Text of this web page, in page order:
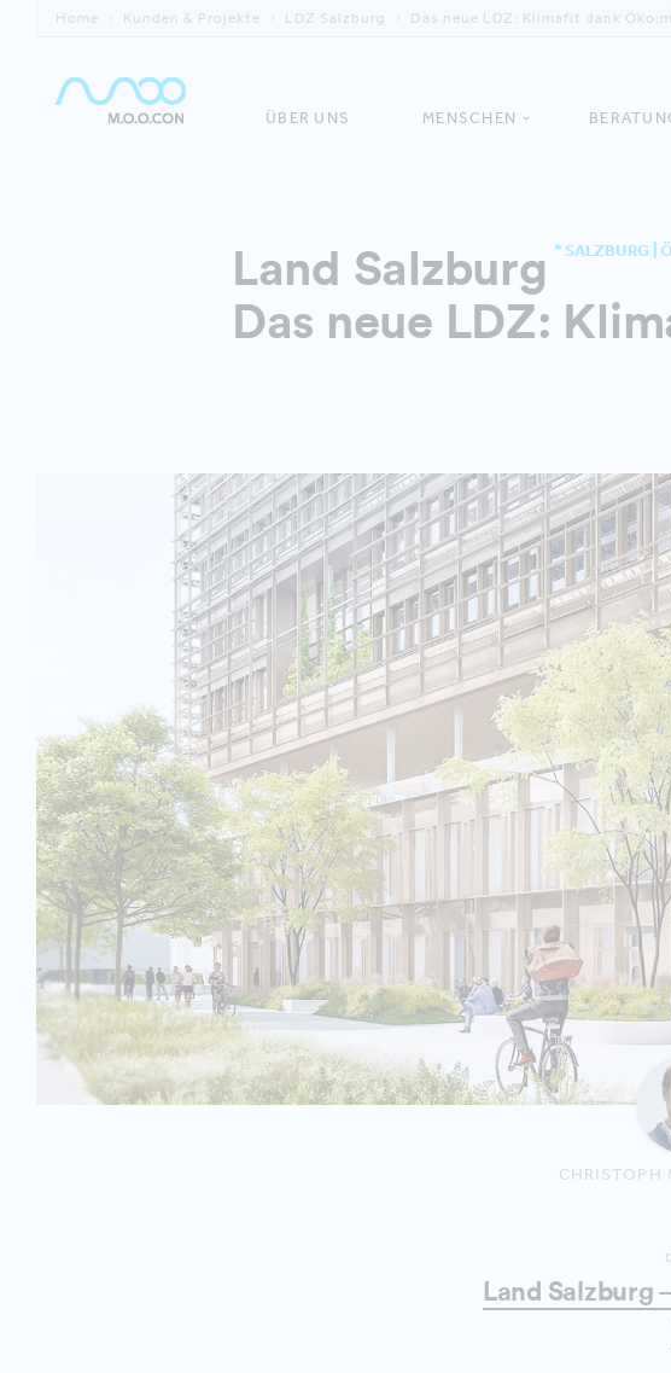
Home Kunden & Projekte LDZ Salzburg Das neue LDZ: Klimafit dank
ÜBER UNS MENSCHEN
Land Salzburg * SALZBURG |
Das neue LDZ:
CHRISTOPH
Land Salzburg